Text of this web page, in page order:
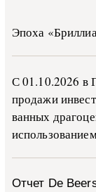
Эпоха
С 01.10.2026
про­да­жи
ван­ных
Отчет De